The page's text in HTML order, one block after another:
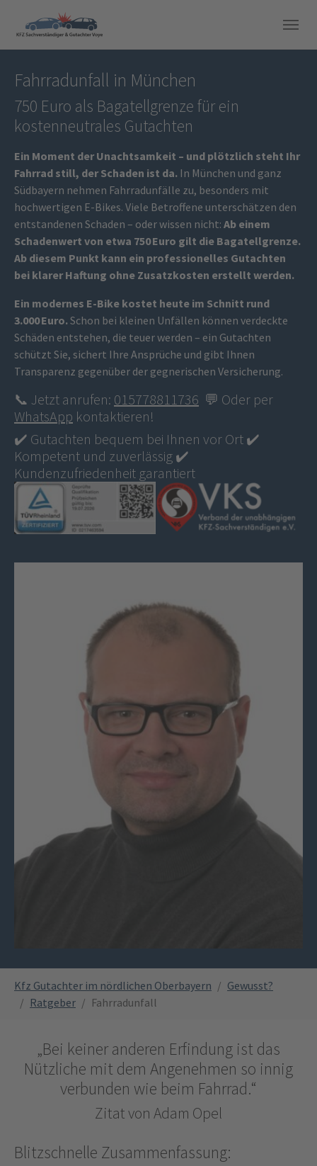
Fahrradunfall in München
750 Euro als Bagatellgrenze für ein
kostenneutrales Gutachten
Ein Moment der Unachtsamkeit – und plötzlich steht Ihr
Fahrrad still, der Schaden ist da. In München und ganz
Südbayern nehmen Fahrradunfälle zu, besonders mit
hochwertigen E-Bikes. Viele Betroffene unterschätzen den
entstandenen Schaden – oder wissen nicht: Ab einem
Schadenwert von etwa 750 Euro gilt die Bagatellgrenze.
Ab diesem Punkt kann ein professionelles Gutachten
bei klarer Haftung ohne Zusatzkosten erstellt werden.
Ein modernes E-Bike kostet heute im Schnitt rund
3.000 Euro.Schon bei kleinen Unfällen können verdeckte
Schäden entstehen, die teuer werden – ein Gutachten
schützt Sie, sichert Ihre Ansprüche und gibt Ihnen
Transparenz gegenüber der gegnerischen Versicherung.
📞 Jetzt anrufen: 015778811736 💬 Oder per
WhatsApp kontaktieren!
✔️ Gutachten bequem bei Ihnen vor Ort ✔️
Kompetent und zuverlässig ✔️
Kundenzufriedenheit garantiert
Kfz Gutachter im nördlichen Oberbayern
Gewusst?
Ratgeber
Fahrradunfall
„Bei keiner anderen Erfindung ist das
Nützliche mit dem Angenehmen so innig
verbunden wie beim Fahrrad.“
Zitat von Adam Opel
Blitzschnelle Zusammenfassung: